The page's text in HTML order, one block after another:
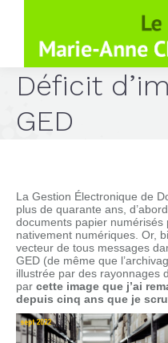
Déficit
GED
La Gestion Électronique de
plus de quarante ans,
documents papier
nativement numériques. Or,
vecteur de tous messages
GED (de même que
illustrée par des rayonnages
par cette image que j’ai
depuis cinq ans que je